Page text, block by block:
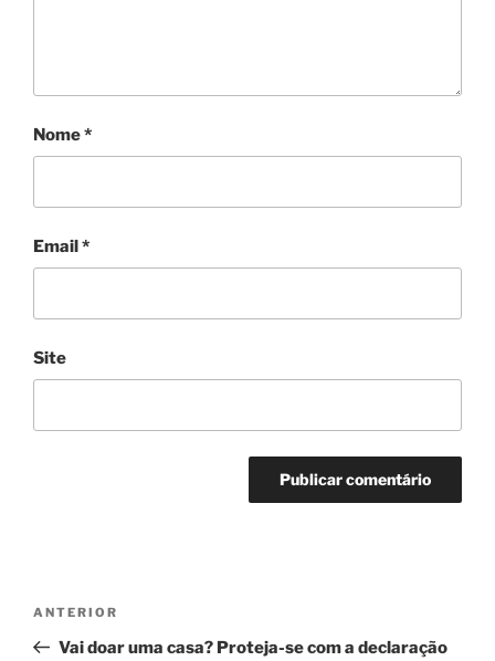
Nome*
Email*
Site
Conteúdo
anterior
ANTERIOR
Vai doar uma casa? Proteja-se com a declaração